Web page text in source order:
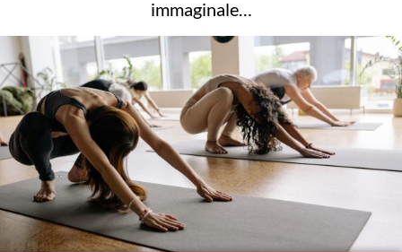
immaginale…